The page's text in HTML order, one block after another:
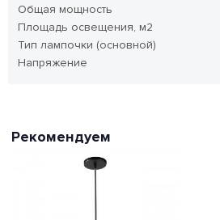
Общая мощность
Площадь освещения, м2
Тип лампочки (основной)
Напряжение
Рекомендуем